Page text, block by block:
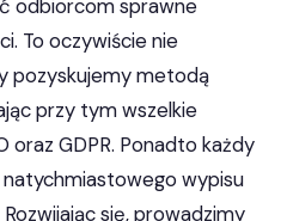
odbiorcom sprawne
To oczywiście nie
pozyskujemy metodą
przy tym wszelkie
oraz GDPR. Ponadto każdy
wypisu
się, prowadzimy